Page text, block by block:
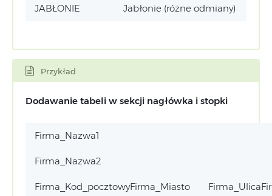
JABŁONIE Jabłonie (różne odmiany)
Przykład
Dodawanie tabeli w sekcji nagłówka i stopki
Firma_Nazwa1
Firma_Nazwa2
Firma_Kod_pocztowyFirma_Miasto